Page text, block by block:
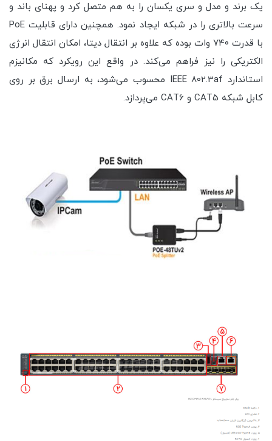
یک برند و مدل و سری یکسان را به هم متصل کرد و پهنای باند و
سرعت بالاتری را در شبکه ایجاد نمود. همچنین دارای قابلیت PoE
با قدرت ۷۴۰ وات بوده که علاوه بر انتقال دیتا، امکان انتقال انرژی
الکتریکی را نیز فراهم می‌کند. در واقع این رویکرد که مکانیزم
استاندارد IEEE 802.3af محسوب می‌شود، به ارسال برق بر روی
کابل شبکه CAT5 و CAT6 می‌پردازد.